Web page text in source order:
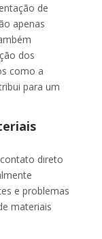
de
apenas
dos
como a
para um
direto
e problemas
materiais